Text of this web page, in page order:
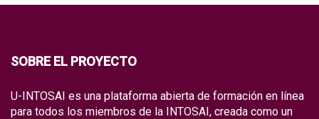
SOBRE EL PROYECTO
U-INTOSAI es una plataforma abierta de formación en línea
para todos los miembros de la INTOSAI, creada como un